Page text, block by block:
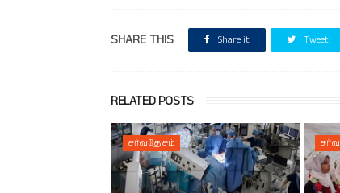
SHARE THIS Share it Tweet
RELATED POSTS
சர்வதேசம்